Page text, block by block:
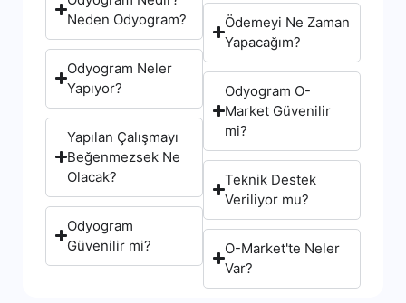
Neden Odyogram?
Odyogram Neler
Yapıyor?
Yapılan Çalışmayı
Beğenmezsek Ne
Olacak?
Odyogram
Güvenilir mi?
Ödemeyi Ne Zaman
Yapacağım?
Odyogram O-
Market Güvenilir
mi?
Teknik Destek
Veriliyor mu?
O-Market'te Neler
Var?